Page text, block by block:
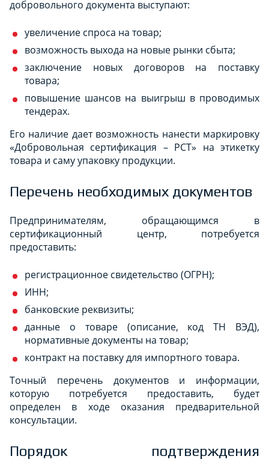
добровольного документа выступают:
увеличение спроса на товар;
возможность выхода на новые рынки сбыта;
заключение новых договоров на поставку
товара;
повышение шансов на выигрыш в проводимых
тендерах.
Его наличие дает возможность нанести маркировку
«Добровольная сертификация – РСТ» на этикетку
товара и саму упаковку продукции.
Перечень необходимых документов
Предпринимателям, обращающимся в
сертификационный центр, потребуется
предоставить:
регистрационное свидетельство (ОГРН);
ИНН;
банковские реквизиты;
данные о товаре (описание, код ТН ВЭД),
нормативные документы на товар;
контракт на поставку для импортного товара.
Точный перечень документов и информации,
которую потребуется предоставить, будет
определен в ходе оказания предварительной
консультации.
Порядок подтверждения